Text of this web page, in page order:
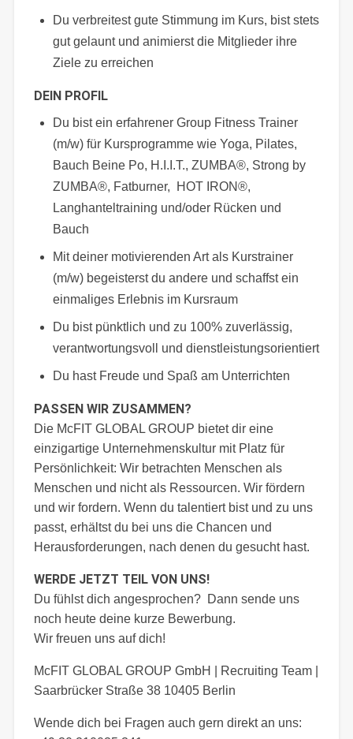
Du verbreitest gute Stimmung im Kurs, bist stets
gut gelaunt und animierst die Mitglieder ihre
Ziele zu erreichen
DEIN PROFIL
Du bist ein erfahrener Group Fitness Trainer
(m/w) für Kursprogramme wie Yoga, Pilates,
Bauch Beine Po, H.I.I.T., ZUMBA®, Strong by
ZUMBA®, Fatburner, HOT IRON®,
Langhanteltraining und/oder Rücken und
Bauch
Mit deiner motivierenden Art als Kurstrainer
(m/w) begeisterst du andere und schaffst ein
einmaliges Erlebnis im Kursraum
Du bist pünktlich und zu 100% zuverlässig,
verantwortungsvoll und dienstleistungsorientiert
Du hast Freude und Spaß am Unterrichten
PASSEN WIR ZUSAMMEN?
Die McFIT GLOBAL GROUP bietet dir eine
einzigartige Unternehmenskultur mit Platz für
Persönlichkeit: Wir betrachten Menschen als
Menschen und nicht als Ressourcen. Wir fördern
und wir fordern. Wenn du talentiert bist und zu uns
passt, erhältst du bei uns die Chancen und
Herausforderungen, nach denen du gesucht hast.
WERDE JETZT TEIL VON UNS!
Du fühlst dich angesprochen? Dann sende uns
noch heute deine kurze Bewerbung.
Wir freuen uns auf dich!
McFIT GLOBAL GROUP GmbH | Recruiting Team |
Saarbrücker Straße 38 10405 Berlin
Wende dich bei Fragen auch gern direkt an uns: